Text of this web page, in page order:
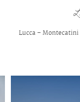
Lucca–Montecatini